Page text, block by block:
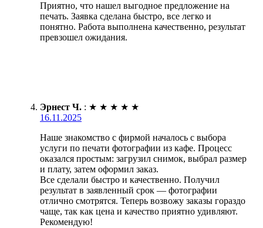
Приятно, что нашел выгодное предложение на
печать. Заявка сделана быстро, все легко и
понятно. Работа выполнена качественно, результат
превзошел ожидания.
Эрнест Ч. : ★ ★ ★ ★ ★
16.11.2025
Наше знакомство с фирмой началось с выбора
услуги по печати фотографии из кафе. Процесс
оказался простым: загрузил снимок, выбрал размер
и плату, затем оформил заказ.
Все сделали быстро и качественно. Получил
результат в заявленный срок — фотографии
отлично смотрятся. Теперь возвожу заказы гораздо
чаще, так как цена и качество приятно удивляют.
Рекомендую!